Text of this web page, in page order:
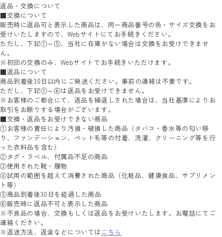
返品・交換について
■交換について
販売時に返品可と表示した商品は、同一商品番号の色・サイズ交換をお
受けいたしますので、Webサイトにてお手続きください。
ただし、下記①～⑤、当社に在庫がない場合は交換をお受けできませ
ん。
※初回の交換のみ、Webサイトでお手続きいただけます。
■返品について
商品到着後30日以内にご発送ください。事前の連絡は不要です。
ただし、下記①～⑥は返品をお受けできません。
※お客様のご都合にて、返品を繰返しされた場合は、当社基準によりお
取引をお断りする場合がございます。
■交換・返品をお受けできない商品
①お客様の責任により汚損・破損した商品（タバコ・香水等の匂い移
り、ファンデーション、ペット毛等の付着、洗濯、クリーニング等を行
った衣料品を含む）
②タグ・ラベル、付属品不足の商品
③使用された靴・履物
④試用の範囲を超えて消費された商品（化粧品、健康食品、サプリメン
ト等）
⑤商品到着後30日を経過した商品
⑥販売時に返品不可と表示した商品
※不良品の場合、交換もしくは返品をお受けいたします。お電話にてご
連絡ください。
※返送方法、返金などについては こちら